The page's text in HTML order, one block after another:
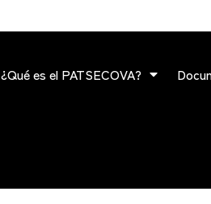
¿Qué es el PATSECOVA?